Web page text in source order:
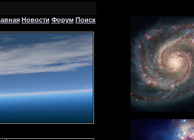
Новости Форум Поиск